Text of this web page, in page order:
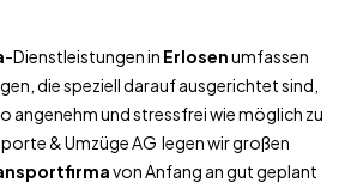
-Dienstleistungen in Erlosenumfassen
die speziell darauf ausgerichtet sind,
angenehm und stressfrei wie möglich zu
& Umzüge AG legen wir großen
von Anfang an gut geplant